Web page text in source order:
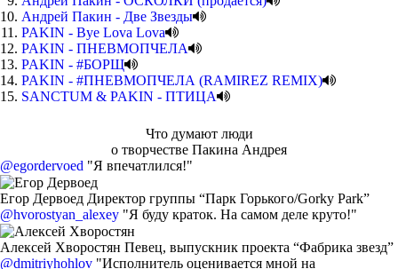
Андрей Пакин - Две Звезды
PAKIN - Bye Lova Lova
PAKIN - ПНЕВМОПЧЕЛА
PAKIN - #БОРЩ
PAKIN - #ПНЕВМОПЧЕЛА (RAMIREZ REMIX)
SANCTUM & PAKIN - ПТИЦА
Что думают люди
о творчестве Пакина Андрея
@egordervoed "Я впечатлился!"
Егор Дервоед Директор группы “Парк Горького/Gorky Park”
@hvorostyan_alexey "Я буду краток. На самом деле круто!"
Алексей Хворостян Певец, выпускник проекта “Фабрика звезд”
@dmitriyhohlov "Исполнитель оценивается мной на